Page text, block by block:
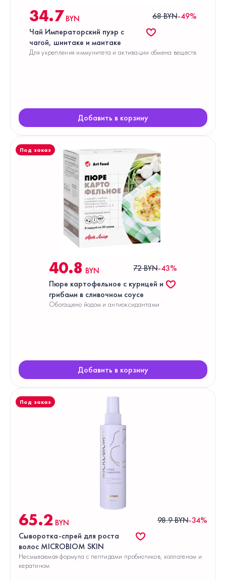
34.7 BYN 68 BYN-49%
Чай Императорский пуэр с
чагой, шиитаке и маитаке
Для укрепления иммунитета и активации обмена веществ
Добавить в корзину
40.8 BYN 72 BYN-43%
Пюре картофельное с курицей и
грибами в сливочном соусе
Обогащено йодом и антиоксидантами
Добавить в корзину
Под заказ
65.2 BYN 98.9 BYN-34%
Сыворотка-спрей для роста
волос МICROBIOM SKIN
Несмываемая формула с пептидами пробиотиков, коллагеном и
кератином
Под заказ